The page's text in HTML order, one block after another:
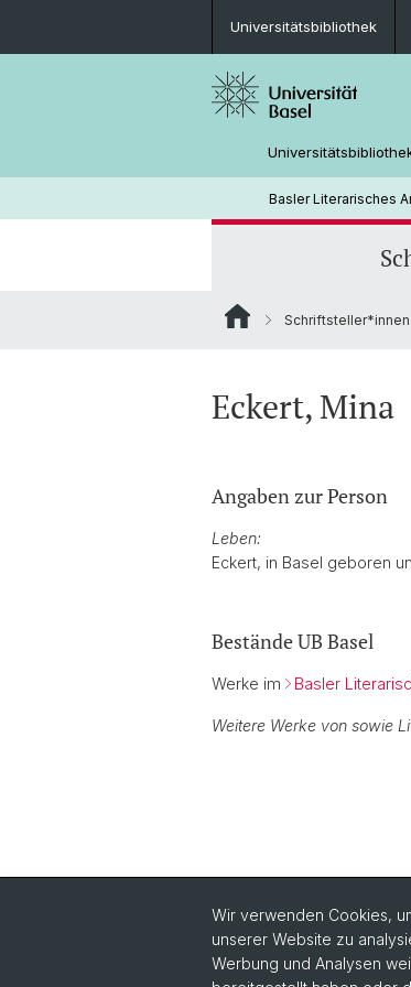
Universitätsbibliothek
Basler Literarisches
Eckert, Mina
Angaben zur Person
Leben:
Eckert, in Basel geboren
Bestände UB Basel
Werke im Basler
Weitere Werke von sowie
Wir verwenden Cookies,
unserer Website zu
Werbung und Analysen